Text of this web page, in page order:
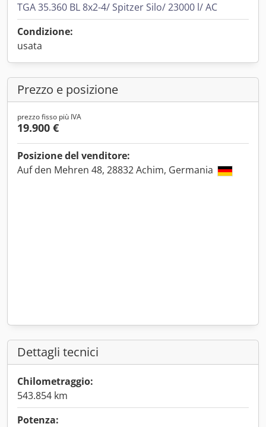
TGA 35.360 BL 8x2-4/ Spitzer Silo/ 23000 l/ AC
Condizione:
usata
Prezzo e posizione
prezzo fisso più IVA
19.900 €
Posizione del venditore:
Auf den Mehren 48, 28832 Achim, Germania
Dettagli tecnici
Chilometraggio:
543.854 km
Potenza: